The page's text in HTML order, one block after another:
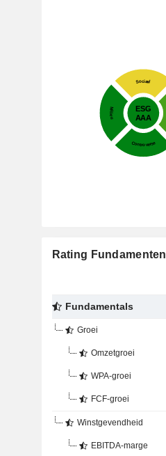
Rating Fundamenten
Fundamentals
Groei
Omzetgroei
WPA-groei
FCF-groei
Winstgevendheid
EBITDA-marge